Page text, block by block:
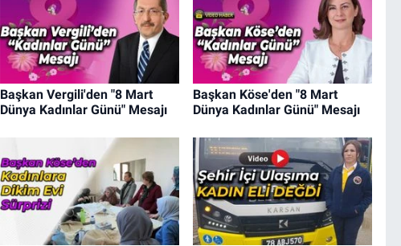
Başkan Vergili'den "8 Mart
Dünya Kadınlar Günü" Mesajı
Başkan Köse'den "8 Mart
Dünya Kadınlar Günü" Mesajı